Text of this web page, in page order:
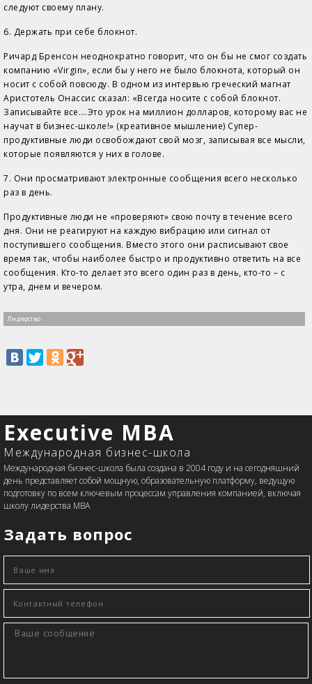
следуют своему плану.
6. Держать при себе блокнот.
Ричард Бренсон неоднократно говорит, что он бы не смог создать
компанию «Virgin», если бы у него не было блокнота, который он
носит с собой повсюду. В одном из интервью греческий магнат
Аристотель Онассис сказал: «Всегда носите с собой блокнот.
Записывайте все….Это урок на миллион долларов, которому вас не
научат в бизнес-школе!» (креативное мышление) Супер-
продуктивные люди освобождают свой мозг, записывая все мысли,
которые появляются у них в голове.
7. Они просматривают электронные сообщения всего несколько
раз в день.
Продуктивные люди не «проверяют» свою почту в течение всего
дня. Они не реагируют на каждую вибрацию или сигнал от
поступившего сообщения. Вместо этого они расписывают свое
время так, чтобы наиболее быстро и продуктивно ответить на все
сообщения. Кто-то делает это всего один раз в день, кто-то – с
утра, днем и вечером.
Лидерство
Executive MBA
Международная бизнес-школа
Международная бизнес-школа была создана в 2004 году и на сегодняшний
день представляет собой мощную, образовательную платформу, ведущую
подготовку по всем ключевым процессам управления компанией, включая
школу лидерства MBA
Задать вопрос
Ваше имя
Контактный телефон
Сообщение*